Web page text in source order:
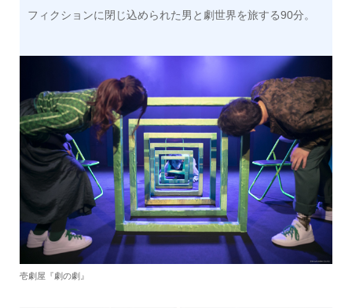
フィクションに閉じ込められた男と劇世界を旅する90分。
壱劇屋『劇の劇』